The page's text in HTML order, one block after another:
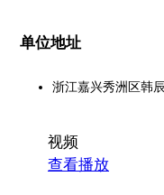
单位地址
浙江嘉兴秀洲区韩
视频
查看播放